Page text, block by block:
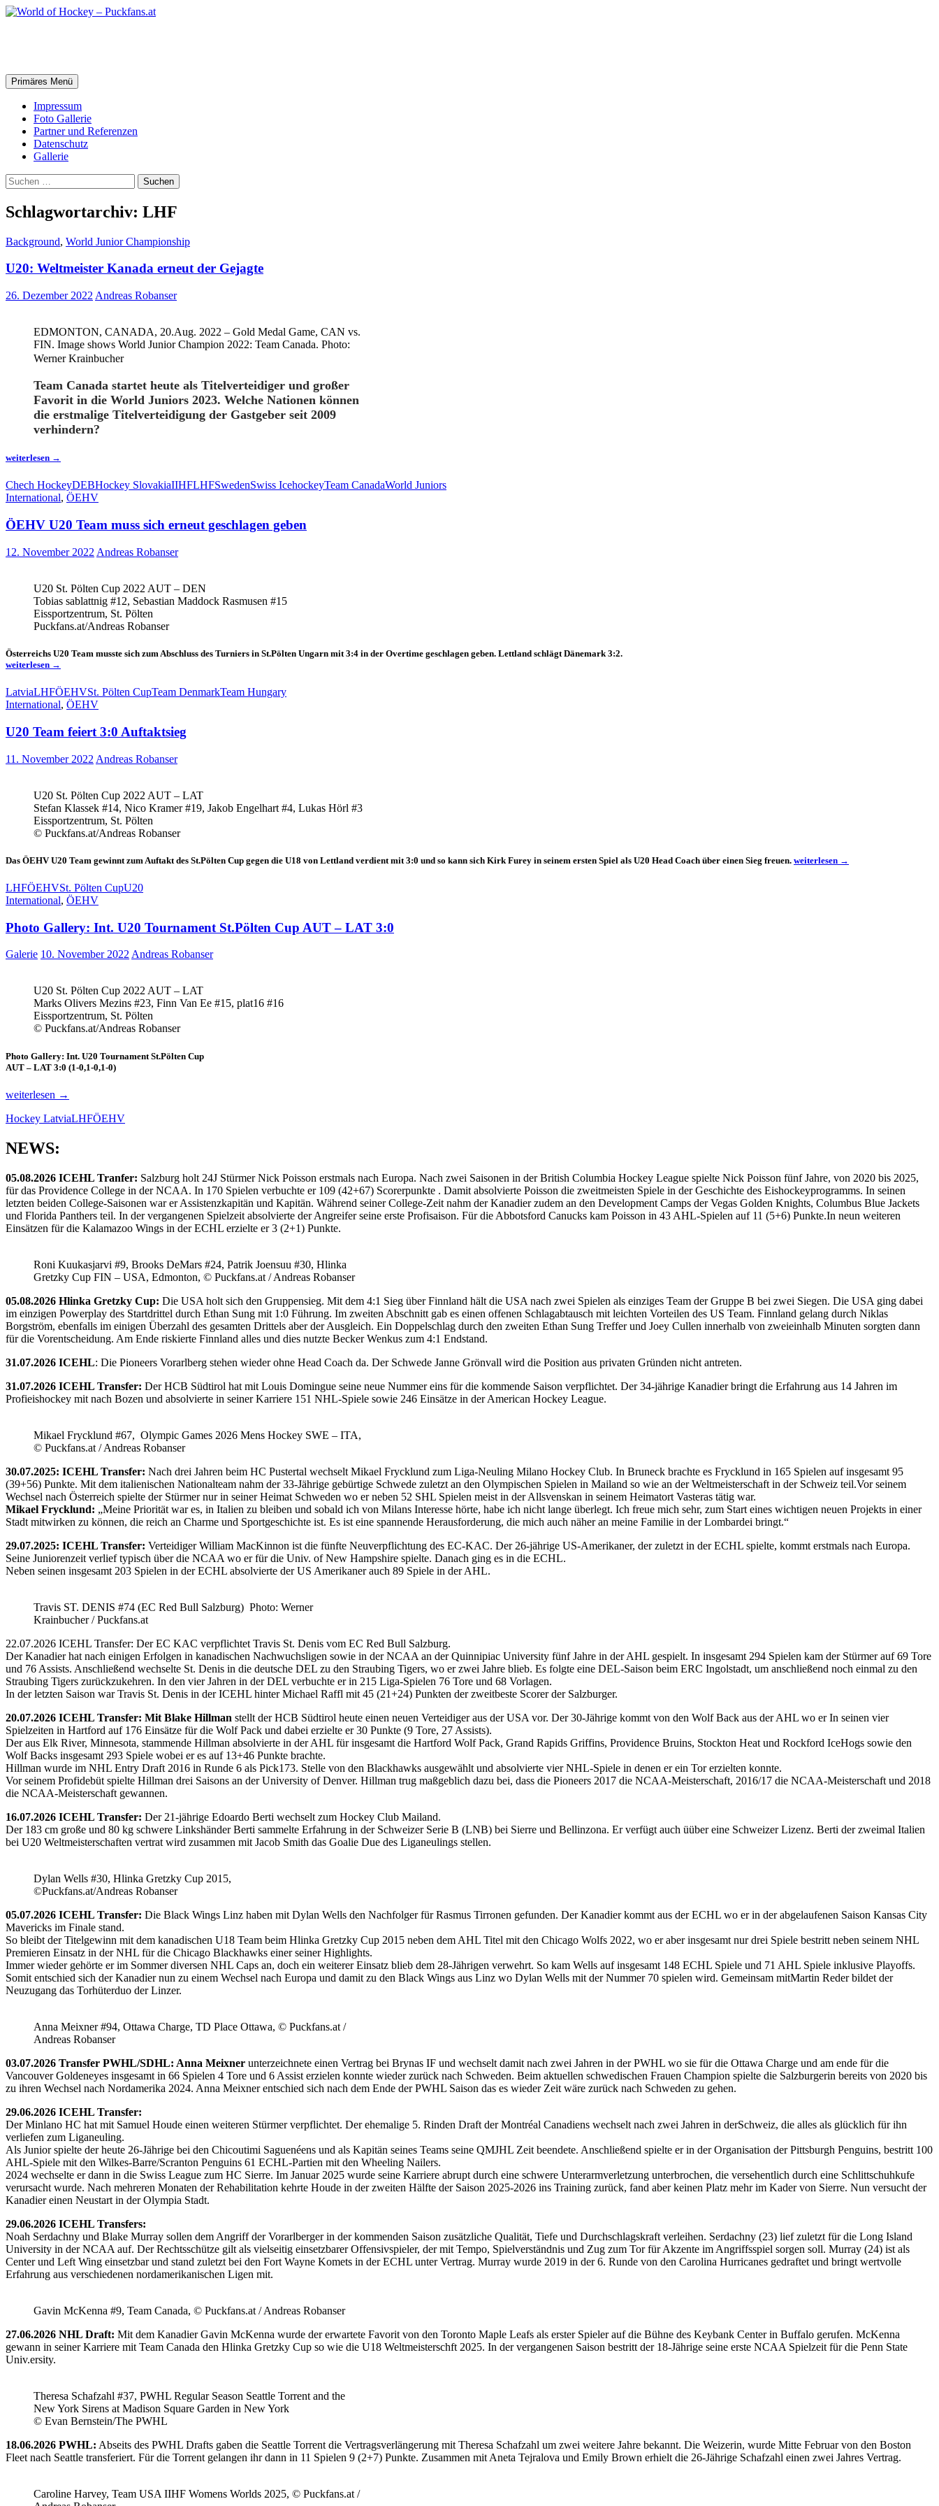
Zum
Suchen
Primäres Menü
Impressum
Foto Gallerie
Partner und Referenzen
Datenschutz
Gallerie
Suchen
nach:
Schlagwortarchiv: LHF
Background, World Junior Championship
U20: Weltmeister Kanada erneut der Gejagte
26. Dezember 2022 Andreas Robanser
EDMONTON, CANADA, 20.Aug. 2022 – Gold Medal Game, CAN vs.
FIN. Image shows World Junior Champion 2022: Team Canada. Photo:
Werner Krainbucher
Team Canada startet heute als Titelverteidiger und großer
Favorit in die World Juniors 2023. Welche Nationen können
die erstmalige Titelverteidigung der Gastgeber seit 2009
verhindern?
U20:
Kanada
erneut
der
weiterlesen →
Chech HockeyDEBHockey SlovakiaIIHFLHFSwedenSwiss IcehockeyTeam CanadaWorld Juniors
International, ÖEHV
ÖEHV U20 Team muss sich erneut geschlagen geben
12. November 2022 Andreas Robanser
U20 St. Pölten Cup 2022 AUT – DEN
Tobias sablattnig #12, Sebastian Maddock Rasmusen #15
Eissportzentrum, St. Pölten
Puckfans.at/Andreas Robanser
Österreichs U20 Team musste sich zum Abschluss des Turniers in St.Pölten Ungarn mit 3:4 in der Overtime geschlagen geben. Lettland schlägt Dänemark 3:2.
ÖEHV
Team
muss
sich
geschlagen
weiterlesen →
LatviaLHFÖEHVSt. Pölten CupTeam DenmarkTeam Hungary
International, ÖEHV
U20 Team feiert 3:0 Auftaktsieg
11. November 2022 Andreas Robanser
U20 St. Pölten Cup 2022 AUT – LAT
Stefan Klassek #14, Nico Kramer #19, Jakob Engelhart #4, Lukas Hörl #3
Eissportzentrum, St. Pölten
© Puckfans.at/Andreas Robanser
Das ÖEHV U20 Team gewinnt zum Auftakt des St.Pölten Cup gegen die U18 von Lettland verdient mit 3:0 und so kann sich Kirk Furey in seinem ersten Spiel als U20 Head Coach über einen Sieg freuen. U20
weiterlesen →
LHFÖEHVSt. Pölten CupU20
International, ÖEHV
Photo Gallery: Int. U20 Tournament St.Pölten Cup AUT – LAT 3:0
Galerie 10. November 2022Andreas Robanser
U20 St. Pölten Cup 2022 AUT – LAT
Marks Olivers Mezins #23, Finn Van Ee #15, plat16 #16
Eissportzentrum, St. Pölten
© Puckfans.at/Andreas Robanser
Photo Gallery: Int. U20 Tournament St.Pölten Cup
AUT – LAT 3:0 (1-0,1-0,1-0)
Photo
Int.
Tournament
St.Pölten
AUT
–
LAT
3:0
weiterlesen →
Hockey LatviaLHFÖEHV
NEWS:
05.08.2026 ICEHL Tranfer: Salzburg holt 24J Stürmer Nick Poisson erstmals nach Europa. Nach zwei Saisonen in der British Columbia Hockey League spielte Nick Poisson fünf Jahre, von 2020 bis 2025,
für das Providence College in der NCAA. In 170 Spielen verbuchte er 109 (42+67) Scorerpunkte . Damit absolvierte Poisson die zweitmeisten Spiele in der Geschichte des Eishockeyprogramms. In seinen
letzten beiden College-Saisonen war er Assistenzkapitän und Kapitän. Während seiner College-Zeit nahm der Kanadier zudem an den Development Camps der Vegas Golden Knights, Columbus Blue Jackets
und Florida Panthers teil. In der vergangenen Spielzeit absolvierte der Angreifer seine erste Profisaison. Für die Abbotsford Canucks kam Poisson in 43 AHL-Spielen auf 11 (5+6) Punkte.In neun weiteren
Einsätzen für die Kalamazoo Wings in der ECHL erzielte er 3 (2+1) Punkte.
Roni Kuukasjarvi #9, Brooks DeMars #24, Patrik Joensuu #30, Hlinka
Gretzky Cup FIN – USA, Edmonton, © Puckfans.at / Andreas Robanser
05.08.2026 Hlinka Gretzky Cup: Die USA holt sich den Gruppensieg. Mit dem 4:1 Sieg über Finnland hält die USA nach zwei Spielen als einziges Team der Gruppe B bei zwei Siegen. Die USA ging dabei
im einzigen Powerplay des Startdrittel durch Ethan Sung mit 1:0 Führung. Im zweiten Abschnitt gab es einen offenen Schlagabtausch mit leichten Vorteilen des US Team. Finnland gelang durch Niklas
Borgström, ebenfalls im einigen Überzahl des gesamten Drittels aber der Ausgleich. Ein Doppelschlag durch den zweiten Ethan Sung Treffer und Joey Cullen innerhalb von zweieinhalb Minuten sorgten dann
für die Vorentscheidung. Am Ende riskierte Finnland alles und dies nutzte Becker Wenkus zum 4:1 Endstand.
31.07.2026 ICEHL: Die Pioneers Vorarlberg stehen wieder ohne Head Coach da. Der Schwede Janne Grönvall wird die Position aus privaten Gründen nicht antreten.
31.07.2026 ICEHL Transfer: Der HCB Südtirol hat mit Louis Domingue seine neue Nummer eins für die kommende Saison verpflichtet. Der 34-jährige Kanadier bringt die Erfahrung aus 14 Jahren im
Profieishockey mit nach Bozen und absolvierte in seiner Karriere 151 NHL-Spiele sowie 246 Einsätze in der American Hockey League.
Mikael Frycklund #67, Olympic Games 2026 Mens Hockey SWE – ITA,
© Puckfans.at / Andreas Robanser
30.07.2025: ICEHL Transfer: Nach drei Jahren beim HC Pustertal wechselt Mikael Frycklund zum Liga-Neuling Milano Hockey Club. In Bruneck brachte es Frycklund in 165 Spielen auf insgesamt 95
(39+56) Punkte. Mit dem italienischen Nationalteam nahm der 33-Jährige gebürtige Schwede zuletzt an den Olympischen Spielen in Mailand so wie an der Weltmeisterschaft in der Schweiz teil.Vor seinem
Wechsel nach Österreich spielte der Stürmer nur in seiner Heimat Schweden wo er neben 52 SHL Spielen meist in der Allsvenskan in seinem Heimatort Vasteras tätig war.
Mikael Frycklund: „Meine Priorität war es, in Italien zu bleiben und sobald ich von Milans Interesse hörte, habe ich nicht lange überlegt. Ich freue mich sehr, zum Start eines wichtigen neuen Projekts in einer
Stadt mitwirken zu können, die reich an Charme und Sportgeschichte ist. Es ist eine spannende Herausforderung, die mich auch näher an meine Familie in der Lombardei bringt.“
29.07.2025: ICEHL Transfer: Verteidiger William MacKinnon ist die fünfte Neuverpflichtung des EC-KAC. Der 26-jährige US-Amerikaner, der zuletzt in der ECHL spielte, kommt erstmals nach Europa.
Seine Juniorenzeit verlief typisch über die NCAA wo er für die Univ. of New Hampshire spielte. Danach ging es in die ECHL.
Neben seinen insgesamt 203 Spielen in der ECHL absolvierte der US Amerikaner auch 89 Spiele in der AHL.
Travis ST. DENIS #74 (EC Red Bull Salzburg) Photo: Werner
Krainbucher / Puckfans.at
22.07.2026 ICEHL Transfer: Der EC KAC verpflichtet Travis St. Denis vom EC Red Bull Salzburg.
Der Kanadier hat nach einigen Erfolgen in kanadischen Nachwuchsligen sowie in der NCAA an der Quinnipiac University fünf Jahre in der AHL gespielt. In insgesamt 294 Spielen kam der Stürmer auf 69 Tore
und 76 Assists. Anschließend wechselte St. Denis in die deutsche DEL zu den Straubing Tigers, wo er zwei Jahre blieb. Es folgte eine DEL-Saison beim ERC Ingolstadt, um anschließend noch einmal zu den
Straubing Tigers zurückzukehren. In den vier Jahren in der DEL verbuchte er in 215 Liga-Spielen 76 Tore und 68 Vorlagen.
In der letzten Saison war Travis St. Denis in der ICEHL hinter Michael Raffl mit 45 (21+24) Punkten der zweitbeste Scorer der Salzburger.
20.07.2026 ICEHL Transfer: Mit Blake Hillman stellt der HCB Südtirol heute einen neuen Verteidiger aus der USA vor. Der 30-Jährige kommt von den Wolf Back aus der AHL wo er In seinen vier
Spielzeiten in Hartford auf 176 Einsätze für die Wolf Pack und dabei erzielte er 30 Punkte (9 Tore, 27 Assists).
Der aus Elk River, Minnesota, stammende Hillman absolvierte in der AHL für insgesamt die Hartford Wolf Pack, Grand Rapids Griffins, Providence Bruins, Stockton Heat und Rockford IceHogs sowie den
Wolf Backs insgesamt 293 Spiele wobei er es auf 13+46 Punkte brachte.
Hillman wurde im NHL Entry Draft 2016 in Runde 6 als Pick173. Stelle von den Blackhawks ausgewählt und absolvierte vier NHL-Spiele in denen er ein Tor erzielten konnte.
Vor seinem Profidebüt spielte Hillman drei Saisons an der University of Denver. Hillman trug maßgeblich dazu bei, dass die Pioneers 2017 die NCAA-Meisterschaft, 2016/17 die NCAA-Meisterschaft und 2018
die NCAA-Meisterschaft gewannen.
16.07.2026 ICEHL Transfer: Der 21-jährige Edoardo Berti wechselt zum Hockey Club Mailand.
Der 183 cm große und 80 kg schwere Linkshänder Berti sammelte Erfahrung in der Schweizer Serie B (LNB) bei Sierre und Bellinzona. Er verfügt auch üüber eine Schweizer Lizenz. Berti der zweimal Italien
bei U20 Weltmeisterschaften vertrat wird zusammen mit Jacob Smith das Goalie Due des Liganeulings stellen.
Dylan Wells #30, Hlinka Gretzky Cup 2015,
©Puckfans.at/Andreas Robanser
05.07.2026 ICEHL Transfer: Die Black Wings Linz haben mit Dylan Wells den Nachfolger für Rasmus Tirronen gefunden. Der Kanadier kommt aus der ECHL wo er in der abgelaufenen Saison Kansas City
Mavericks im Finale stand.
So bleibt der Titelgewinn mit dem kanadischen U18 Team beim Hlinka Gretzky Cup 2015 neben dem AHL Titel mit den Chicago Wolfs 2022, wo er aber insgesamt nur drei Spiele bestritt neben seinem NHL
Premieren Einsatz in der NHL für die Chicago Blackhawks einer seiner Highlights.
Immer wieder gehörte er im Sommer diversen NHL Caps an, doch ein weiterer Einsatz blieb dem 28-Jährigen verwehrt. So kam Wells auf insgesamt 148 ECHL Spiele und 71 AHL Spiele inklusive Playoffs.
Somit entschied sich der Kanadier nun zu einem Wechsel nach Europa und damit zu den Black Wings aus Linz wo Dylan Wells mit der Nummer 70 spielen wird. Gemeinsam mitMartin Reder bildet der
Neuzugang das Torhüterduo der Linzer.
Anna Meixner #94, Ottawa Charge, TD Place Ottawa, © Puckfans.at /
Andreas Robanser
03.07.2026 Transfer PWHL/SDHL: Anna Meixner unterzeichnete einen Vertrag bei Brynas IF und wechselt damit nach zwei Jahren in der PWHL wo sie für die Ottawa Charge und am ende für die
Vancouver Goldeneyes insgesamt in 66 Spielen 4 Tore und 6 Assist erzielen konnte wieder zurück nach Schweden. Beim aktuellen schwedischen Frauen Champion spielte die Salzburgerin bereits von 2020 bis
zu ihren Wechsel nach Nordamerika 2024. Anna Meixner entschied sich nach dem Ende der PWHL Saison das es wieder Zeit wäre zurück nach Schweden zu gehen.
29.06.2026 ICEHL Transfer:
Der Minlano HC hat mit Samuel Houde einen weiteren Stürmer verpflichtet. Der ehemalige 5. Rinden Draft der Montréal Canadiens wechselt nach zwei Jahren in derSchweiz, die alles als glücklich für ihn
verliefen zum Liganeuling.
Als Junior spielte der heute 26-Jährige bei den Chicoutimi Saguenéens und als Kapitän seines Teams seine QMJHL Zeit beendete. Anschließend spielte er in der Organisation der Pittsburgh Penguins, bestritt 100
AHL-Spiele mit den Wilkes-Barre/Scranton Penguins 61 ECHL-Partien mit den Wheeling Nailers.
2024 wechselte er dann in die Swiss League zum HC Sierre. Im Januar 2025 wurde seine Karriere abrupt durch eine schwere Unterarmverletzung unterbrochen, die versehentlich durch eine Schlittschuhkufe
verursacht wurde. Nach mehreren Monaten der Rehabilitation kehrte Houde in der zweiten Hälfte der Saison 2025-2026 ins Training zurück, fand aber keinen Platz mehr im Kader von Sierre. Nun versucht der
Kanadier einen Neustart in der Olympia Stadt.
29.06.2026 ICEHL Transfers:
Noah Serdachny und Blake Murray sollen dem Angriff der Vorarlberger in der kommenden Saison zusätzliche Qualität, Tiefe und Durchschlagskraft verleihen. Serdachny (23) lief zuletzt für die Long Island
University in der NCAA auf. Der Rechtsschütze gilt als vielseitig einsetzbarer Offensivspieler, der mit Tempo, Spielverständnis und Zug zum Tor für Akzente im Angriffsspiel sorgen soll. Murray (24) ist als
Center und Left Wing einsetzbar und stand zuletzt bei den Fort Wayne Komets in der ECHL unter Vertrag. Murray wurde 2019 in der 6. Runde von den Carolina Hurricanes gedraftet und bringt wertvolle
Erfahrung aus verschiedenen nordamerikanischen Ligen mit.
Gavin McKenna #9, Team Canada, © Puckfans.at / Andreas Robanser
27.06.2026 NHL Draft: Mit dem Kanadier Gavin McKenna wurde der erwartete Favorit von den Toronto Maple Leafs als erster Spieler auf die Bühne des Keybank Center in Buffalo gerufen. McKenna
gewann in seiner Karriere mit Team Canada den Hlinka Gretzky Cup so wie die U18 Weltmeisterschft 2025. In der vergangenen Saison bestritt der 18-Jährige seine erste NCAA Spielzeit für die Penn State
Univ.ersity.
Theresa Schafzahl #37, PWHL Regular Season Seattle Torrent and the
New York Sirens at Madison Square Garden in New York
© Evan Bernstein/The PWHL
18.06.2026 PWHL: Abseits des PWHL Drafts gaben die Seattle Torrent die Vertragsverlängerung mit Theresa Schafzahl um zwei weitere Jahre bekannt. Die Weizerin, wurde Mitte Februar von den Boston
Fleet nach Seattle transferiert. Für die Torrent gelangen ihr dann in 11 Spielen 9 (2+7) Punkte. Zusammen mit Aneta Tejralova und Emily Brown erhielt die 26-Jährige Schafzahl einen zwei Jahres Vertrag.
Caroline Harvey, Team USA IIHF Womens Worlds 2025, © Puckfans.at /